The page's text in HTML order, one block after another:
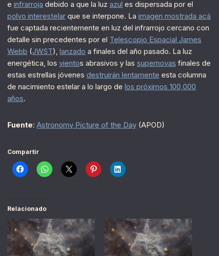
e infrarroja debido a que la luz azul es dispersada por el
polvo interestelar que se interpone. La imagen mostrada acá
fue captada recientemente en luz del infrarrojo cercano con
detalle sin precedentes por el Telescopio Espacial James
Webb (JWST), lanzado a finales del año pasado. La luz
energética, los vientos abrasivos y las supernovas finales de
estas estrellas jóvenes destruirán lentamente esta columna
de nacimiento estelar a lo largo de los próximos 100,000
años.
Fuente: Astronomy Picture of the Day (APOD)
Compartir
Relacionado